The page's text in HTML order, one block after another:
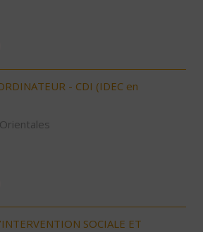
- CDI (IDEC en
SOCIALE ET